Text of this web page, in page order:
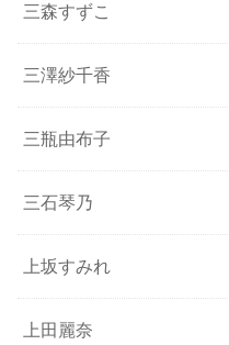
三森すずこ
三澤紗千香
三瓶由布子
三石琴乃
上坂すみれ
上田麗奈